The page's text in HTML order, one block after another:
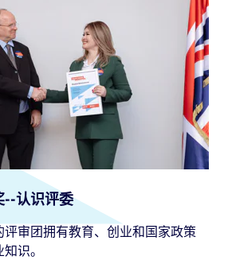
--认识评委
审团拥有教育、创业和国家政策
识。